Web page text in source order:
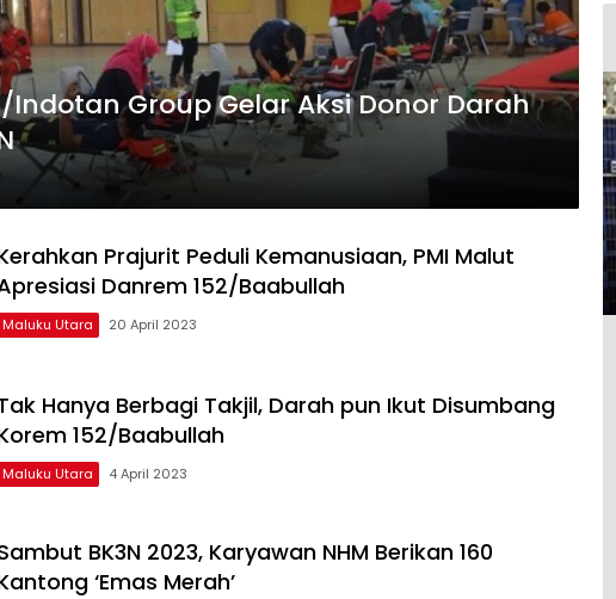
Indotan Group Gelar Aksi Donor Darah
Prajurit Peduli Kemanusiaan, PMI Malut
Danrem 152/Baabullah
Maluku Utara 20 April 2023
Hanya Berbagi Takjil, Darah pun Ikut Disumbang
152/Baabullah
Maluku Utara 4 April 2023
BK3N 2023, Karyawan NHM Berikan 160
‘Emas Merah’